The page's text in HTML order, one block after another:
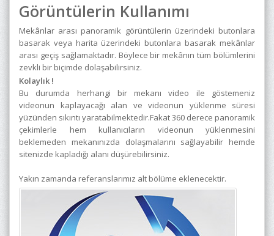
Görüntülerin Kullanımı
Mekânlar arası panoramik görüntülerin üzerindeki butonlara
basarak veya harita üzerindeki butonlara basarak mekânlar
arası geçiş sağlamaktadır. Böylece bir mekânın tüm bölümlerini
zevkli bir biçimde dolaşabilirsiniz.
Kolaylık !
Bu durumda herhangi bir mekanı video ile göstemeniz
videonun kaplayacağı alan ve videonun yüklenme süresi
yüzünden sıkıntı yaratabilmektedir.Fakat 360 derece panoramik
çekimlerle hem kullanıcıların videonun yüklenmesini
beklemeden mekanınızda dolaşmalarını sağlayabilir hemde
sitenizde kapladığı alanı düşürebilirsiniz.
Yakın zamanda referanslarımız alt bölüme eklenecektir.